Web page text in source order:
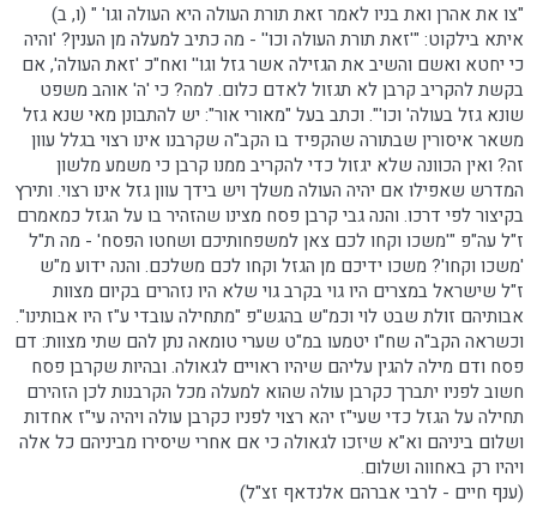
"צו את אהרן ואת בניו לאמר זאת תורת העולה היא העולה וגו' " (ו, ב)
איתא בילקוט: "'זאת תורת העולה וכו'' - מה כתיב למעלה מן הענין? 'והיה
כי יחטא ואשם והשיב את הגזילה אשר גזל וגו'' ואח"כ 'זאת העולה', אם
בקשת להקריב קרבן לא תגזול לאדם כלום. למה? כי 'ה' אוהב משפט
שונא גזל בעולה' וכו'". וכתב בעל "מאורי אור": יש להתבונן מאי שנא גזל
משאר איסורין שבתורה שהקפיד בו הקב"ה שקרבנו אינו רצוי בגלל עוון
זה? ואין הכוונה שלא יגזול כדי להקריב ממנו קרבן כי משמע מלשון
המדרש שאפילו אם יהיה העולה משלך ויש בידך עוון גזל אינו רצוי. ותירץ
בקיצור לפי דרכו. והנה גבי קרבן פסח מצינו שהזהיר בו על הגזל כמאמרם
ז"ל עה"פ "'משכו וקחו לכם צאן למשפחותיכם ושחטו הפסח' - מה ת"ל
'משכו וקחו'? משכו ידיכם מן הגזל וקחו לכם משלכם. והנה ידוע מ"ש
ז"ל שישראל במצרים היו גוי בקרב גוי שלא היו נזהרים בקיום מצוות
אבותיהם זולת שבט לוי וכמ"ש בהגש"פ "מתחילה עובדי ע"ז היו אבותינו".
וכשראה הקב"ה שח"ו יטמעו במ"ט שערי טומאה נתן להם שתי מצוות: דם
פסח ודם מילה להגין עליהם שיהיו ראויים לגאולה. ובהיות שקרבן פסח
חשוב לפניו יתברך כקרבן עולה שהוא למעלה מכל הקרבנות לכן הזהירם
תחילה על הגזל כדי שעי"ז יהא רצוי לפניו כקרבן עולה ויהיה עי"ז אחדות
ושלום ביניהם וא"א שיזכו לגאולה כי אם אחרי שיסירו מביניהם כל אלה
ויהיו רק באחווה ושלום.
(ענף חיים - לרבי אברהם אלנדאף זצ"ל)